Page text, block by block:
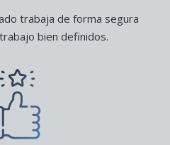
trabaja de forma segura
bien definidos.